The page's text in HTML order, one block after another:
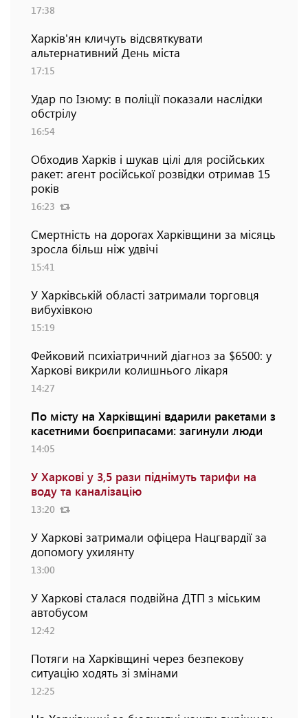
17:38
Харків'ян кличуть відсвяткувати
альтернативний День міста
17:15
Удар по Ізюму: в поліції показали наслідки
обстрілу
16:54
Обходив Харків і шукав цілі для російських
ракет: агент російської розвідки отримав 15
років
16:23
Смертність на дорогах Харківщини за місяць
зросла більш ніж удвічі
15:41
У Харківській області затримали торговця
вибухівкою
15:19
Фейковий психіатричний діагноз за $6500: у
Харкові викрили колишнього лікаря
14:27
По місту на Харківщині вдарили ракетами з
касетними боєприпасами: загинули люди
14:05
У Харкові у 3,5 рази піднімуть тарифи на
воду та каналізацію
13:20
У Харкові затримали офіцера Нацгвардії за
допомогу ухилянту
13:00
У Харкові сталася подвійна ДТП з міським
автобусом
12:42
Потяги на Харківщині через безпекову
ситуацію ходять зі змінами
12:25